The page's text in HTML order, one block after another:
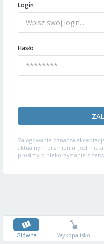
Login
Hasło
Zalogowanie oznacza
aktualnym brzmieniu. Jeśli nie
prosimy o niekorzystanie z
Główna Wykopalisko